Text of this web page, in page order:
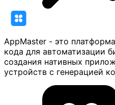
AppMaster - это
кода для автоматизации
создания нативных
устройств с генерацией